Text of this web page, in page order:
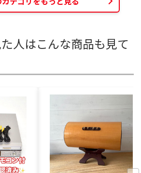
人はこんな商品も見て